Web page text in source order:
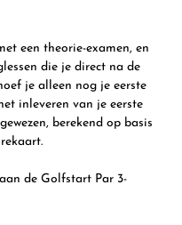
een theorie-examen, en
die je direct na de
je alleen nog je eerste
inleveren van je eerste
berekend op basis
de Golfstart Par 3-